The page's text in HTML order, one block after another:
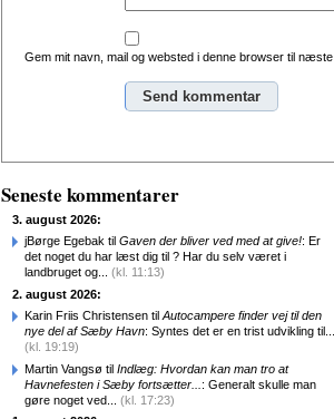
Gem mit navn, mail og websted i denne browser til
Seneste kommentarer
3. august 2026:
jBørge Egebak til Gaven der bliver ved med at give!: Er
det noget du har læst dig til ? Har du selv været i
landbruget og... (kl. 11:13)
2. august 2026:
Karin Friis Christensen til Autocampere finder vej til den
nye del af Sæby Havn: Syntes det er en trist udvikling til...
(kl. 19:19)
Martin Vangsø til Indlæg: Hvordan kan man tro at
Havnefesten i Sæby fortsætter... : Generalt skulle man
gøre noget ved... (kl. 17:23)